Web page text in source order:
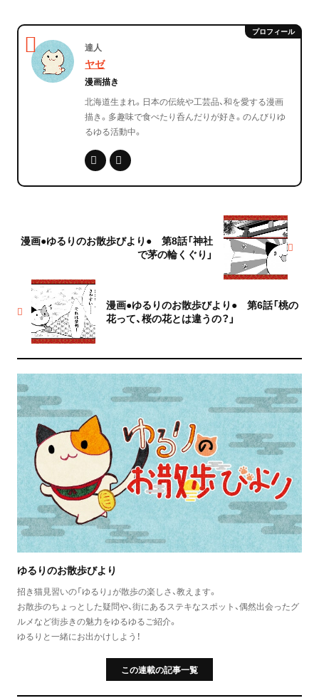
達人
ヤゼ
漫画描き
北海道生まれ。日本の伝統や工芸品、和を愛する漫画
描き。多趣味で食べたり呑んだりが好き。のんびりゆ
るゆる活動中。
漫画●ゆるりのお散歩びより● 第6話「桃の
花って、桜の花とは違うの？」
漫画●ゆるりのお散歩びより● 第8話「神社
で茅の輪くぐり」
ゆるりのお散歩びより
招き猫見習いの「ゆるり」が散歩の楽しさ、教えます。
お散歩のちょっとした疑問や、街にあるステキなスポット、偶然出会ったグ
ルメなど街歩きの魅力をゆるゆるご紹介。
ゆるりと一緒にお出かけしよう！
この連載の記事一覧